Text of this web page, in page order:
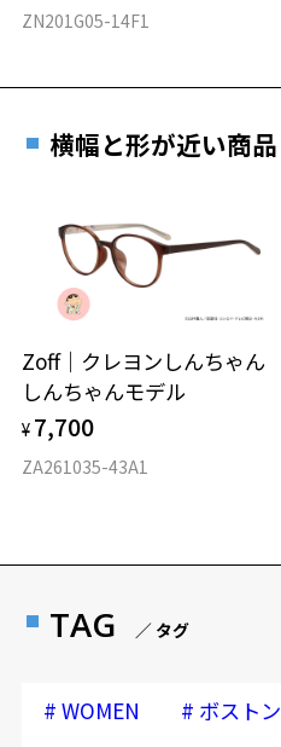
ZN201G05-14F1
横幅と形が近い商品
Zoff｜クレヨンしんちゃん
しんちゃんモデル
¥ 7,700
ZA261035-43A1
TAG ／ タグ
# WOMEN # ボストン